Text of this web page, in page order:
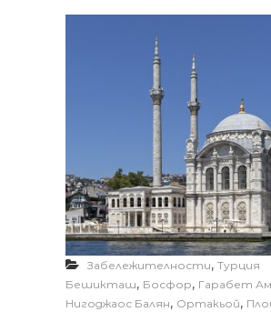
Забележителности, Турция
Бешикташ, Босфор, Гарабет
Нигоджаос Балян, Ортакьой,